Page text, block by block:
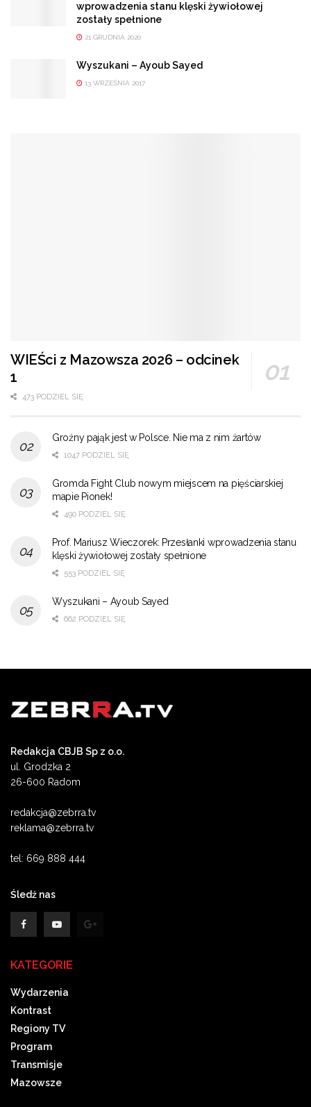
wprowadzenia stanu klęski żywiołowej
zostały spełnione
21 GRUDNIA 2020
Wyszukani – Ayoub Sayed
13 WRZEŚNIA 2017
WIEŚci z Mazowsza 2026 – odcinek
1
473 PODZIEL SIĘ
Groźny pająk jest w Polsce. Nie ma z nim żartów
1047 PODZIEL SIĘ
Gromda Fight Club nowym miejscem na pięściarskiej
mapie Pionek!
490 PODZIEL SIĘ
Prof. Mariusz Wieczorek: Przesłanki wprowadzenia stanu
klęski żywiołowej zostały spełnione
553 PODZIEL SIĘ
Wyszukani – Ayoub Sayed
662 PODZIEL SIĘ
Redakcja CBJB Sp z o.o.
ul. Grodzka 2
26-600 Radom
redakcja@zebrra.tv
reklama@zebrra.tv
tel: 669 888 444
Śledź nas
KATEGORIE
Wydarzenia
Kontrast
Regiony TV
Program
Transmisje
Mazowsze